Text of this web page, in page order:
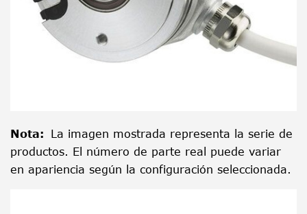
Nota: La imagen mostrada representa la serie de
productos. El número de parte real puede variar
en apariencia según la configuración seleccionada.